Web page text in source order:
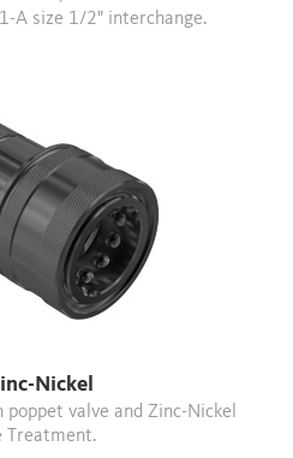
A size 1/2" interchange.
Nickel
Treatment.